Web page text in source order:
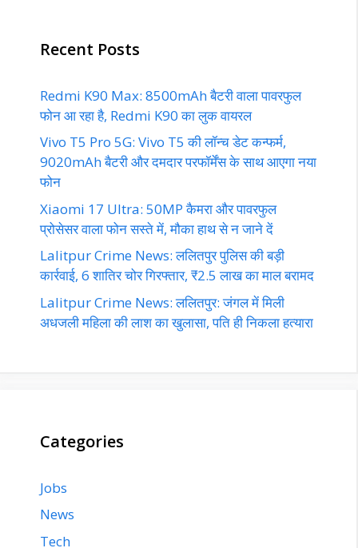
Recent Posts
Redmi K90 Max: 8500mAh बैटरी वाला पावरफुल
फोन आ रहा है, Redmi K90 का लुक वायरल
Vivo T5 Pro 5G: Vivo T5 की लॉन्च डेट कन्फर्म,
9020mAh बैटरी और दमदार परफॉर्मेंस के साथ आएगा नया
फोन
Xiaomi 17 Ultra: 50MP कैमरा और पावरफुल
प्रोसेसर वाला फोन सस्ते में, मौका हाथ से न जाने दें
Lalitpur Crime News: ललितपुर पुलिस की बड़ी
कार्रवाई, 6 शातिर चोर गिरफ्तार, ₹2.5 लाख का माल बरामद
Lalitpur Crime News: ललितपुर: जंगल में मिली
अधजली महिला की लाश का खुलासा, पति ही निकला हत्यारा
Categories
Jobs
News
Tech